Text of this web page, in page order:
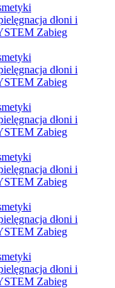
dłoni i
Zabieg
dłoni i
Zabieg
dłoni i
Zabieg
dłoni i
Zabieg
dłoni i
Zabieg
dłoni i
Zabieg